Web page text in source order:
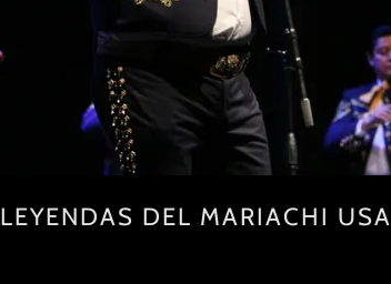
LEYENDAS DEL MARIACHI USA